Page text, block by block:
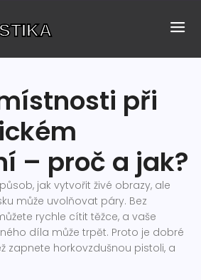
při
– proč a jak?
jak vytvořit živé obrazy, ale
může uvolňovat páry. Bez
rychle cítit těžce, a vaše
díla může trpět. Proto je dobré
zapnete horkovzdušnou pistoli, a